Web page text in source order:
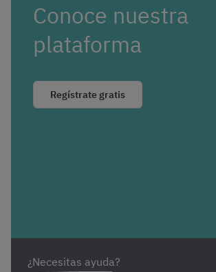
Conoce nuestra
plataforma
Regístrate gratis
¿Necesitas ayuda?